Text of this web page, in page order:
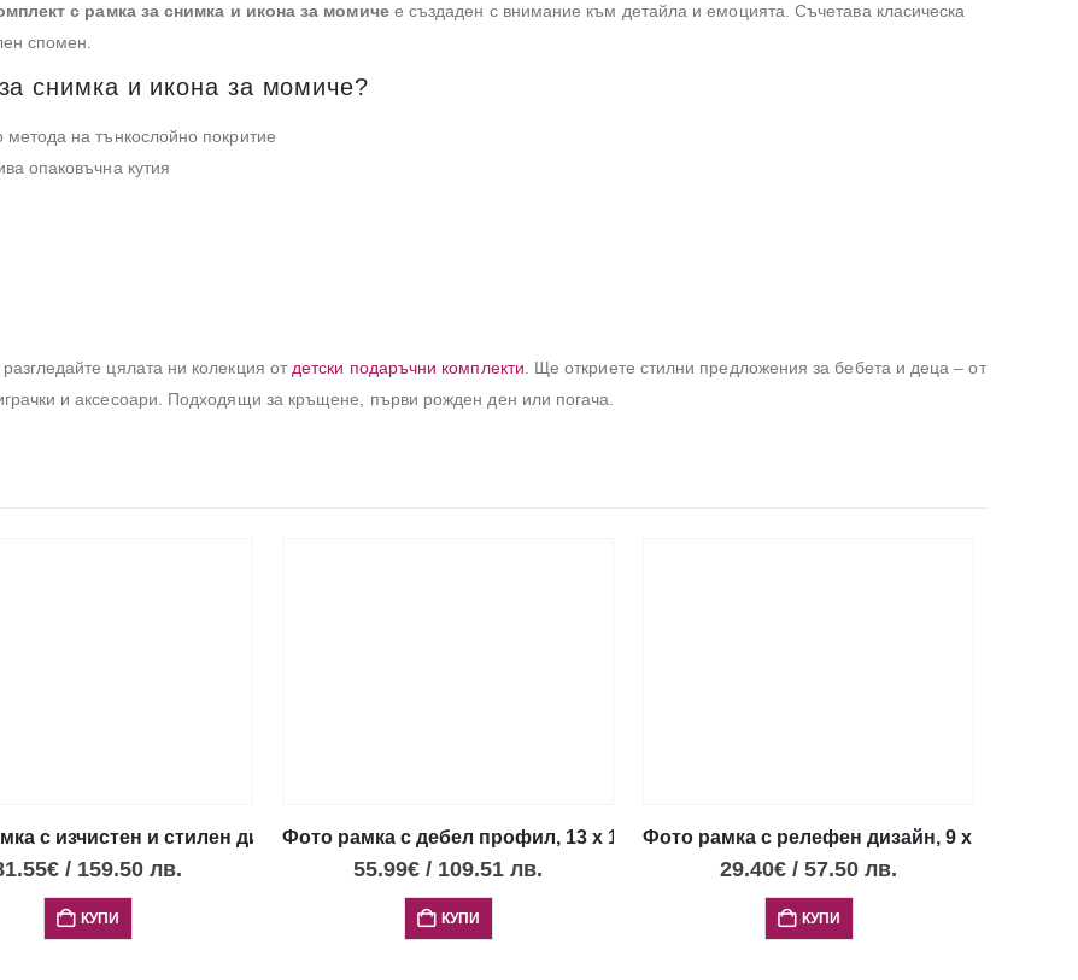
с рамка за снимка и икона за момичее създаден с внимание към детайла и емоцията. Съчетава класическа
спомен.
снимка и икона за момиче?
на тънкослойно покритие
опаковъчна кутия
цялата ни колекция от детски подаръчни комплекти . Ще откриете стилни предложения за бебета и деца – от
и аксесоари. Подходящи за кръщене, първи рожден ден или погача.
профил 3 бр.,18х24,13х18 и 9х13см
с изчистен и стилен дизайн, 18 х 24 см
€ / 159.50 лв.
КУПИ
Фото рамка с дебел профил, 13 х 18 см
55.99€ / 109.51 лв.
КУПИ
Фото рамка с релефен дизайн, 9 х 13 см
29.40€ / 57.50 лв.
КУПИ